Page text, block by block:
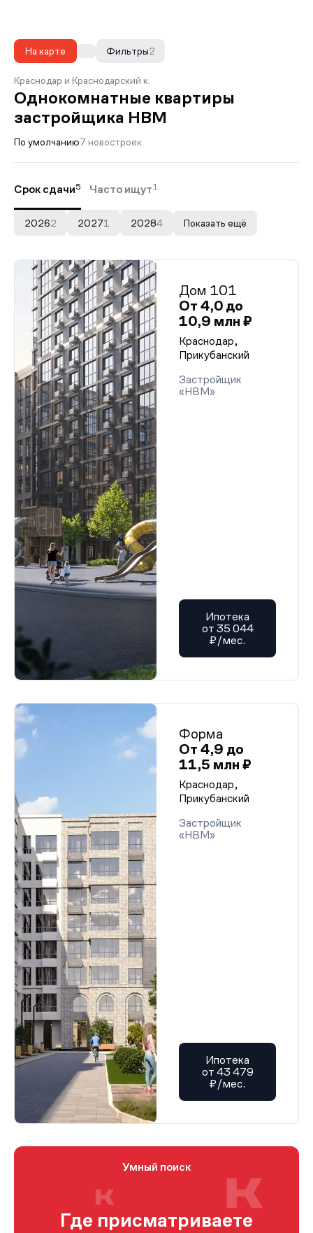
На карте 2
Фильтры
Краснодар и Краснодарский к.
Однокомнатные квартиры
застройщика НВМ
По умолчанию7 новостроек
Срок сдачи5 Часто ищут1
20262 20271 20284 Показать ещё
Дом 101
От 4,0 до
10,9 млн ₽
Краснодар,
Прикубанский
Застройщик
«НВМ»
Ипотека
от 35 044
₽/мес.
Форма
От 4,9 до
11,5 млн ₽
Краснодар,
Прикубанский
Застройщик
«НВМ»
Ипотека
от 43 479
₽/мес.
Умный поиск
Где присматриваете